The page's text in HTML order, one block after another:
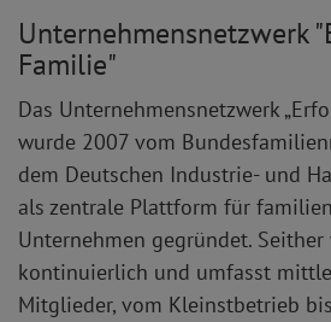
Unternehmensnetzwerk
Familie"
Das Unternehmensnetzwerk
wurde 2007 vom
dem Deutschen Industrie- und
als zentrale Plattform für
Unternehmen gegründet. Seither
kontinuierlich und umfasst
Mitglieder, vom Kleinstbetrieb